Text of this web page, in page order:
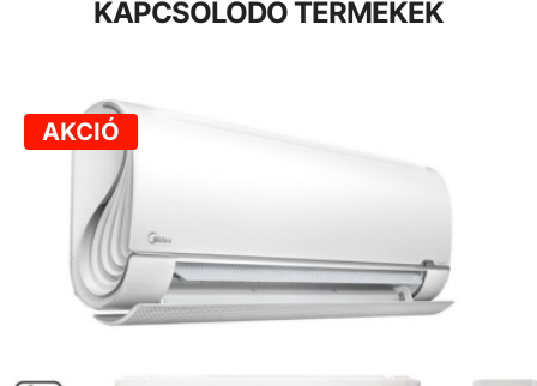
KAPCSOLÓDÓ TERMÉKEK
AKCIÓ